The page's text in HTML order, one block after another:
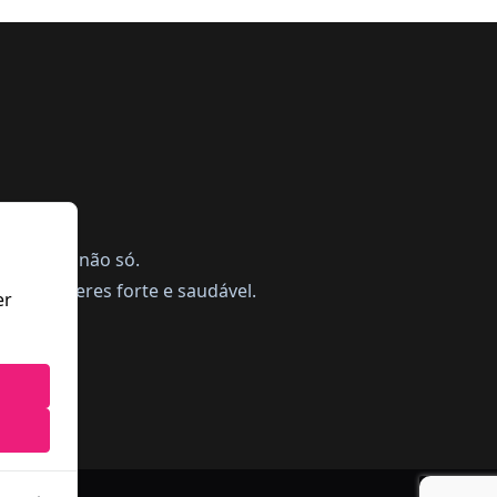
mas não só.
te manteres forte e saudável.